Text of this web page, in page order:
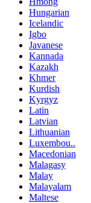
Hungarian
Icelandic
Igbo
Javanese
Kannada
Kazakh
Khmer
Kurdish
Kyrgyz
Latin
Latvian
Lithuanian
Luxembou..
Macedonian
Malagasy
Malay
Malayalam
Maltese